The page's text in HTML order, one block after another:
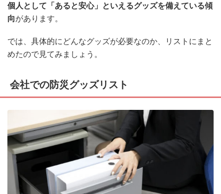
個人として「あると安心」といえるグッズを備えている傾
向があります。
では、具体的にどんなグッズが必要なのか、リストにまと
めたので見てみましょう。
会社での防災グッズリスト